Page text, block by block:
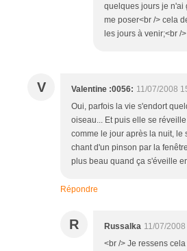
quelques jours je n'ai
me poser<br /> cela
les jours à venir;<br /
V Valentine :0056: 11/07/2008
Oui, parfois la vie s'endort
oiseau... Et puis elle se
comme le jour après la nuit, le
chant d'un pinson par la
plus beau quand ça s'éveille
Répondre
R Russalka 11/07/
<br /> Je ressens